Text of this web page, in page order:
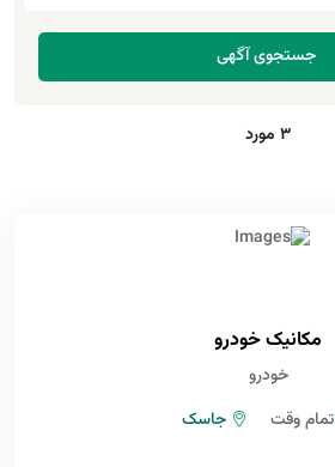
3 مورد
مکانیک خودرو
خودرو
تمام وقت
جاسک